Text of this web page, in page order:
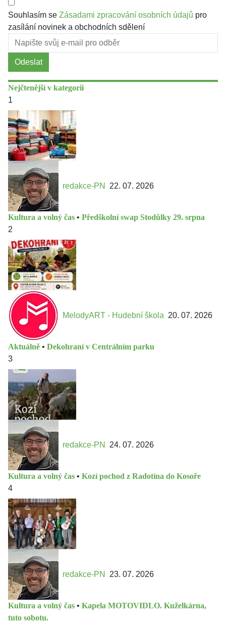
Souhlasím se Zásadami zpracování osobních údajů pro
zasílání novinek a obchodních sdělení
Odeslat
Nejčtenější v kategorii
1
redakce-PN 22. 07. 2026
Kultura a volný čas • Předškolní swap Stodůlky 29. srpna
2
MelodyART - Hudební škola 20. 07. 2026
Aktuálně • Dekohraní v Centrálním parku
3
redakce-PN 24. 07. 2026
Kultura a volný čas • Kozí pochod z Radotína do Kosoře
4
redakce-PN 23. 07. 2026
Kultura a volný čas • Kapela MOTOVIDLO. Kuželkárna,
tuto sobotu.